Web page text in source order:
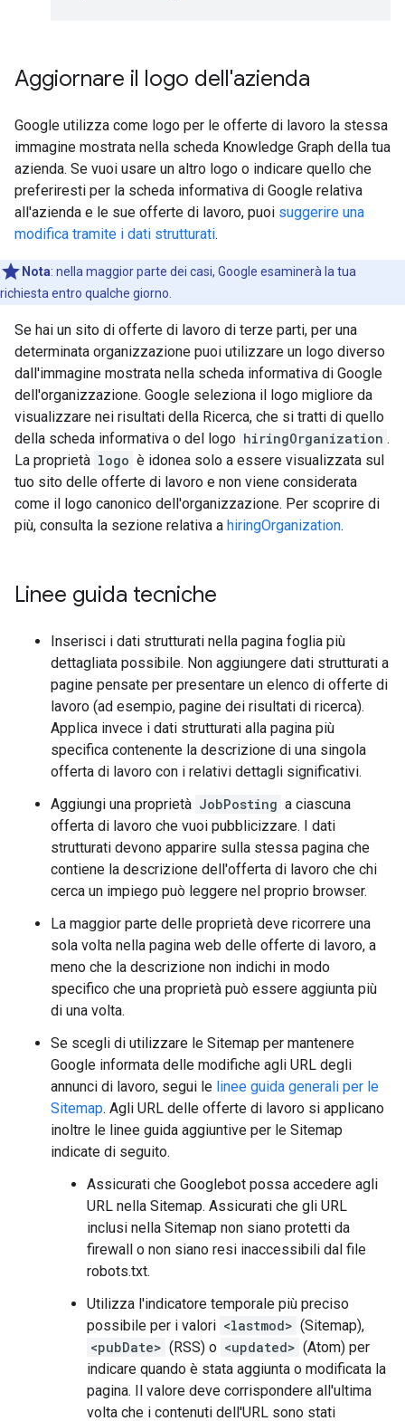
Aggiornare il logo dell'azienda
Google utilizza come logo per le offerte di lavoro la stessa
immagine mostrata nella scheda Knowledge Graph della tua
azienda. Se vuoi usare un altro logo o indicare quello che
preferiresti per la scheda informativa di Google relativa
all'azienda e le sue offerte di lavoro, puoi suggerire una
modifica tramite i dati strutturati.
Nota: nella maggior parte dei casi, Google esaminerà la tua
richiesta entro qualche giorno.
Se hai un sito di offerte di lavoro di terze parti, per una
determinata organizzazione puoi utilizzare un logo diverso
dall'immagine mostrata nella scheda informativa di Google
dell'organizzazione. Google seleziona il logo migliore da
visualizzare nei risultati della Ricerca, che si tratti di quello
della scheda informativa o del logo hiringOrganization .
La proprietà logo è idonea solo a essere visualizzata sul
tuo sito delle offerte di lavoro e non viene considerata
come il logo canonico dell'organizzazione. Per scoprire di
più, consulta la sezione relativa a hiringOrganization.
Linee guida tecniche
Inserisci i dati strutturati nella pagina foglia più
dettagliata possibile. Non aggiungere dati strutturati a
pagine pensate per presentare un elenco di offerte di
lavoro (ad esempio, pagine dei risultati di ricerca).
Applica invece i dati strutturati alla pagina più
specifica contenente la descrizione di una singola
offerta di lavoro con i relativi dettagli significativi.
Aggiungi una proprietà JobPosting a ciascuna
offerta di lavoro che vuoi pubblicizzare. I dati
strutturati devono apparire sulla stessa pagina che
contiene la descrizione dell'offerta di lavoro che chi
cerca un impiego può leggere nel proprio browser.
La maggior parte delle proprietà deve ricorrere una
sola volta nella pagina web delle offerte di lavoro, a
meno che la descrizione non indichi in modo
specifico che una proprietà può essere aggiunta più
di una volta.
Se scegli di utilizzare le Sitemap per mantenere
Google informata delle modifiche agli URL degli
annunci di lavoro, segui le linee guida generali per le
Sitemap. Agli URL delle offerte di lavoro si applicano
inoltre le linee guida aggiuntive per le Sitemap
indicate di seguito.
Assicurati che Googlebot possa accedere agli
URL nella Sitemap. Assicurati che gli URL
inclusi nella Sitemap non siano protetti da
firewall o non siano resi inaccessibili dal file
robots.txt.
Utilizza l'indicatore temporale più preciso
possibile per i valori <lastmod> (Sitemap),
<pubDate> (RSS) o <updated> (Atom) per
indicare quando è stata aggiunta o modificata la
pagina. Il valore deve corrispondere all'ultima
volta che i contenuti dell'URL sono stati